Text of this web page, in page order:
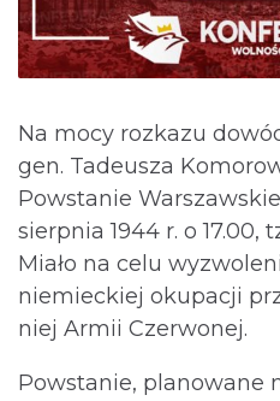
Na mocy rozkazu
gen. Tadeusza
Powstanie Warszawskie
sierpnia 1944 r. o 17.00,
Miało na celu
niemieckiej okupacji
niej Armii Czerwonej.
Powstanie, planowane